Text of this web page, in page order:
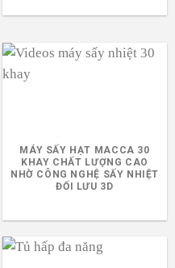
MÁY SẤY HẠT MACCA 30
KHAY CHẤT LƯỢNG CAO
NHỜ CÔNG NGHỆ SẤY NHIỆT
ĐỐI LƯU 3D